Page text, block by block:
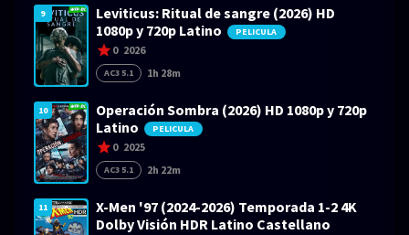
9
Leviticus: Ritual de sangre (2026) HD
1080p y 720p Latino
PELICULA
0 2026
AC3 5.1 1h 28m
10
Operación Sombra (2026) HD 1080p y 720p
Latino
PELICULA
0 2025
AC3 5.1 2h 22m
11
X-Men '97 (2024-2026) Temporada 1-2 4K
Dolby Visión HDR Latino Castellano